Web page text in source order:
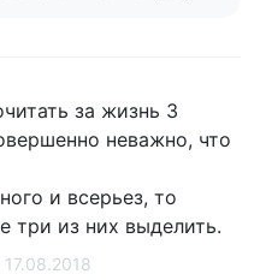
за жизнь 3
неважно, что
и всерьез, то
три из них выделить.
17.08.2018